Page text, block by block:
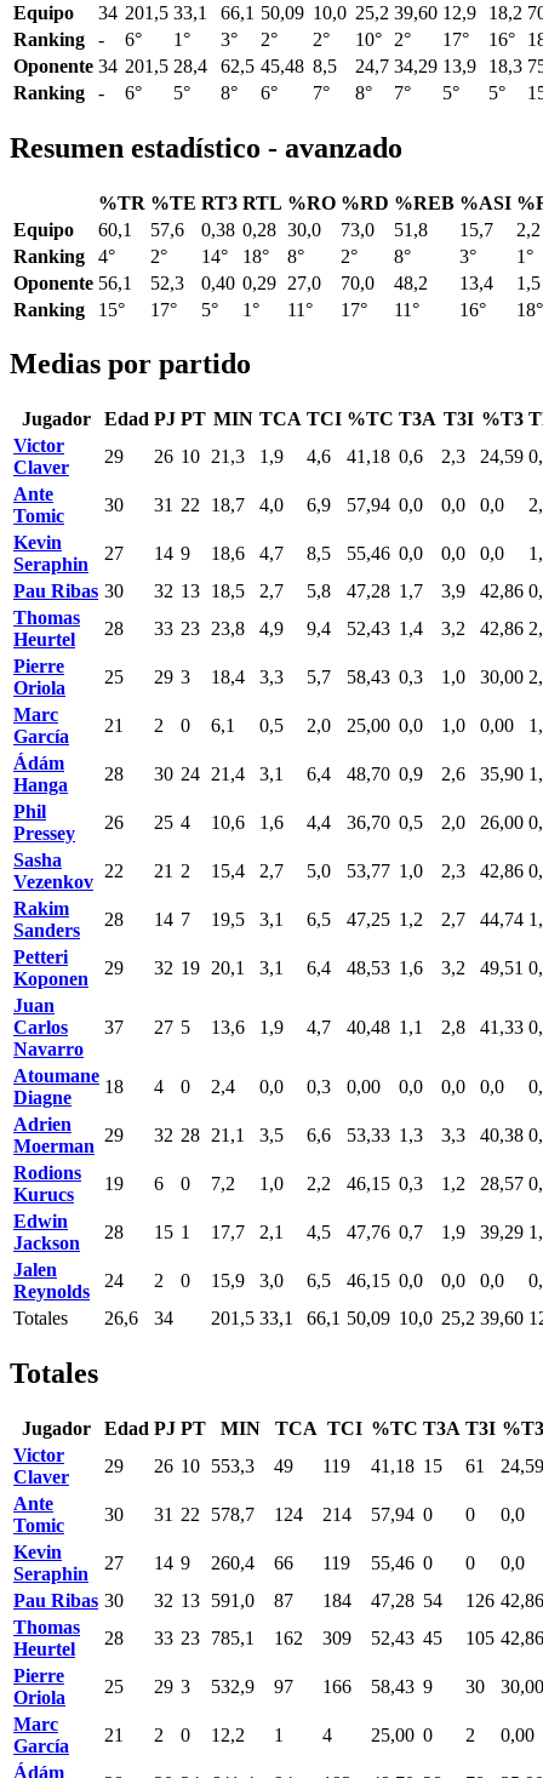
Equipo
34 201,5 33,1 66,1 50,09 10,0 25,2 39,60 12,9 18,2
Ranking
- 6° 1° 3° 2° 2° 10° 2° 17° 16°
Oponente 34 201,5 28,4 62,5 45,48 8,5 24,7 34,29 13,9 18,3
Ranking
- 6° 5° 8° 6° 7° 8° 7° 5° 5°
Resumen estadístico - avanzado
%TR %TE RT3 RTL %RO %RD %REB %ASI
Equipo
60,1 57,6 0,38 0,28 30,0 73,0 51,8 15,7
2,2
Ranking
4° 2° 14° 18° 8° 2° 8° 3°
1°
Oponente 56,1 52,3 0,40 0,29 27,0 70,0 48,2 13,4
1,5
Ranking
15° 17° 5° 1° 11° 17° 11° 16° 18°
Medias por partido
Jugador Edad PJ PT MIN TCA TCI %TC T3A T3I %T3
Victor
Claver
29 26 10 21,3 1,9 4,6 41,18 0,6 2,3 24,59
Ante
Tomic
30 31 22 18,7 4,0 6,9 57,94 0,0 0,0 0,0
Kevin
Seraphin
27 14 9 18,6 4,7 8,5 55,46 0,0 0,0 0,0
Pau Ribas 30 32 13 18,5 2,7 5,8 47,28 1,7 3,9 42,86
Thomas
Heurtel
28 33 23 23,8 4,9 9,4 52,43 1,4 3,2 42,86
Pierre
Oriola
25 29 3 18,4 3,3 5,7 58,43 0,3 1,0 30,00
Marc
García
21 2 0 6,1 0,5 2,0 25,00 0,0 1,0 0,00
Ádám
Hanga
28 30 24 21,4 3,1 6,4 48,70 0,9 2,6 35,90
Phil
Pressey
26 25 4 10,6 1,6 4,4 36,70 0,5 2,0 26,00
Sasha
Vezenkov
22 21 2 15,4 2,7 5,0 53,77 1,0 2,3 42,86
Rakim
Sanders
28 14 7 19,5 3,1 6,5 47,25 1,2 2,7 44,74
Petteri
Koponen
29 32 19 20,1 3,1 6,4 48,53 1,6 3,2 49,51
Juan
Carlos
Navarro
37 27 5 13,6 1,9 4,7 40,48 1,1 2,8 41,33
Atoumane
Diagne
18 4 0 2,4 0,0 0,3 0,00 0,0 0,0 0,0
Adrien
Moerman
29 32 28 21,1 3,5 6,6 53,33 1,3 3,3 40,38
Rodions
Kurucs
19 6 0 7,2 1,0 2,2 46,15 0,3 1,2 28,57
Edwin
Jackson
28 15 1 17,7 2,1 4,5 47,76 0,7 1,9 39,29
Jalen
Reynolds
24 2 0 15,9 3,0 6,5 46,15 0,0 0,0 0,0
Totales
26,6 34 201,5 33,1 66,1 50,09 10,0 25,2 39,60
Totales
Jugador Edad PJ PT MIN TCA TCI %TC T3A T3I %T3
Victor
Claver
29 26 10 553,3 49 119 41,18 15 61
24,59
Ante
Tomic
30 31 22 578,7 124 214 57,94 0 0
0,0
Kevin
Seraphin
27 14 9 260,4 66 119 55,46 0 0
0,0
Pau Ribas 30 32 13 591,0 87 184 47,28 54 126 42,86
Thomas
Heurtel
28 33 23 785,1 162 309 52,43 45 105 42,86
Pierre
Oriola
25 29 3 532,9 97 166 58,43 9 30
30,00
Marc
García
21 2 0 12,2 1 4 25,00 0 2
0,00
Ádám